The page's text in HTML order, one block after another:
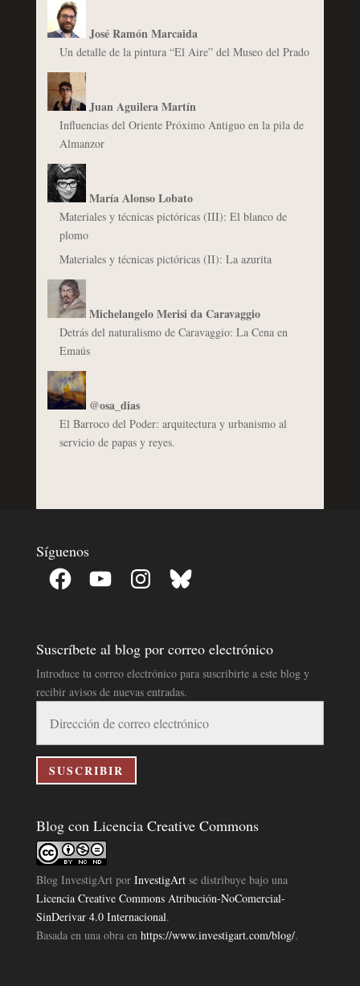
José Ramón Marcaida
Un detalle de la pintura “El Aire” del Museo del Prado
Juan Aguilera Martín
Influencias del Oriente Próximo Antiguo en la pila de
Almanzor
María Alonso Lobato
Materiales y técnicas pictóricas (III): El blanco de
plomo
Materiales y técnicas pictóricas (II): La azurita
Michelangelo Merisi da Caravaggio
Detrás del naturalismo de Caravaggio: La Cena en
Emaús
@osa_dias
El Barroco del Poder: arquitectura y urbanismo al
servicio de papas y reyes.
Síguenos
Facebook YouTube InstagramBluesky
Suscríbete al blog por correo electrónico
Introduce tu correo electrónico para suscribirte a este blog y
recibir avisos de nuevas entradas.
correo
electrónico
SUSCRIBIR
Blog con Licencia Creative Commons
Blog InvestigArtpor InvestigArtse distribuye bajo una
Licencia Creative Commons Atribución-NoComercial-
SinDerivar 4.0 Internacional.
Basada en una obra en https://www.investigart.com/blog/.